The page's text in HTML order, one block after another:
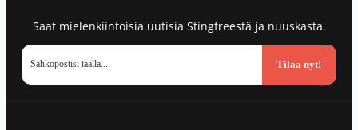
Saat mielenkiintoisia uutisia Stingfreestä ja nuuskasta.
Tilaa nyt!